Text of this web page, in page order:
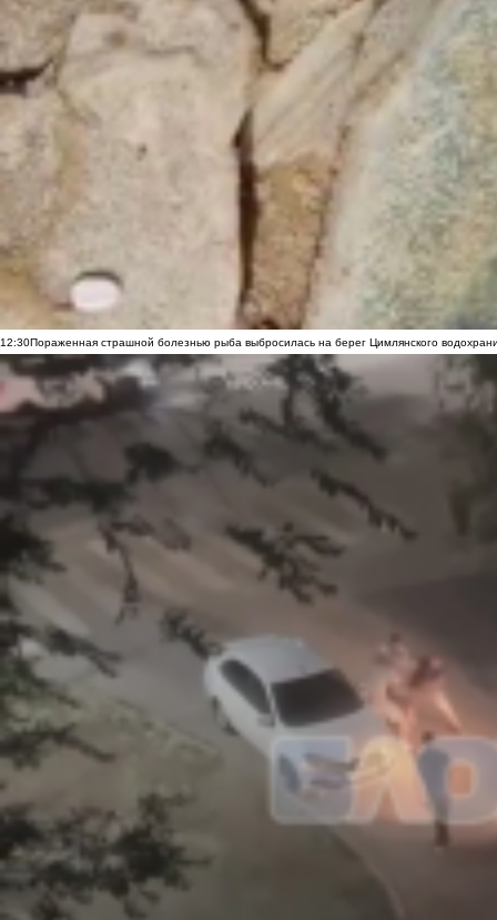
12:30Пораженная страшной болезнью рыба выбросилась на берег Цимлянского